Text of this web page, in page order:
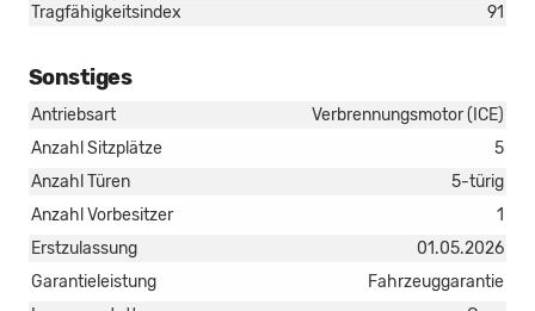
Tragfähigkeitsindex
91
Sonstiges
Antriebsart
Verbrennungsmotor (ICE)
Anzahl Sitzplätze
5
Anzahl Türen
5-türig
Anzahl Vorbesitzer
1
Erstzulassung
01.05.2026
Garantieleistung
Fahrzeuggarantie